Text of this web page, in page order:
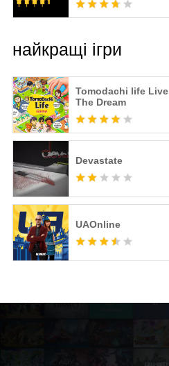
найкращі ігри
Tomodachi life Live
The Dream
Devastate
UAOnline